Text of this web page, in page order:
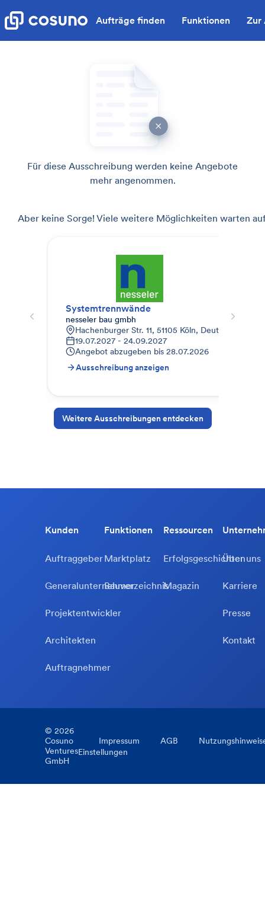
Aufträge finden Funktionen Zur
Für diese Ausschreibung werden keine Angebote
mehr angenommen.
Aber keine Sorge! Viele weitere Möglichkeiten warten
Systemtrennwände
nesseler bau gmbh
Hachenburger Str. 11, 51105 Köln, Deutschland
19.07.2027 - 24.09.2027
Angebot abzugeben bis 28.07.2026
Ausschreibung anzeigen
Weitere Ausschreibungen entdecken
Kunden
Auftraggeber
Generalunternehmer
Projektentwickler
Architekten
Auftragnehmer
Funktionen
Marktplatz
Bauverzeichnis
Ressourcen
Erfolgsgeschichten
Magazin
Über uns
Karriere
Presse
Kontakt
© 2026
Cosuno
Ventures
GmbH
Impressum AGB
Einstellungen